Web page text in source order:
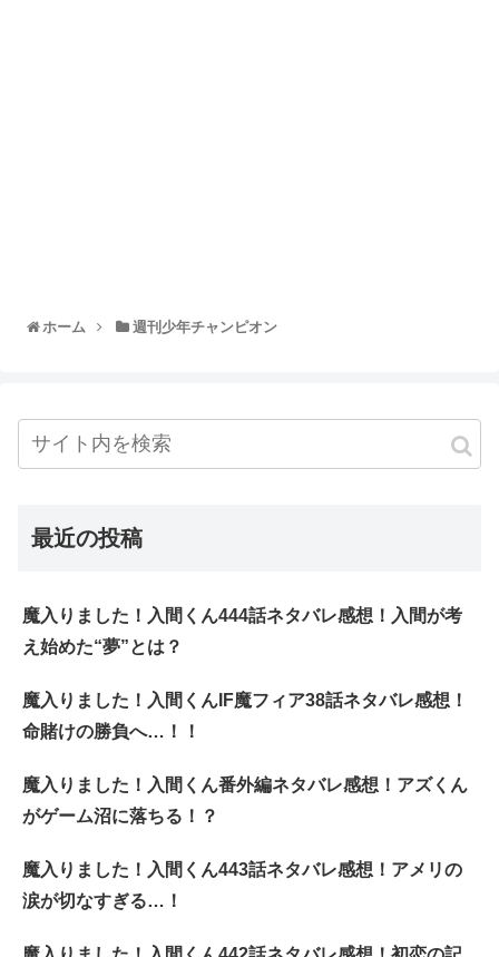
ホーム 週刊少年チャンピオン
最近の投稿
魔入りました！入間くん444話ネタバレ感想！入間が考
え始めた“夢”とは？
魔入りました！入間くんIF魔フィア38話ネタバレ感想！
命賭けの勝負へ…！！
魔入りました！入間くん番外編ネタバレ感想！アズくん
がゲーム沼に落ちる！？
魔入りました！入間くん443話ネタバレ感想！アメリの
涙が切なすぎる…！